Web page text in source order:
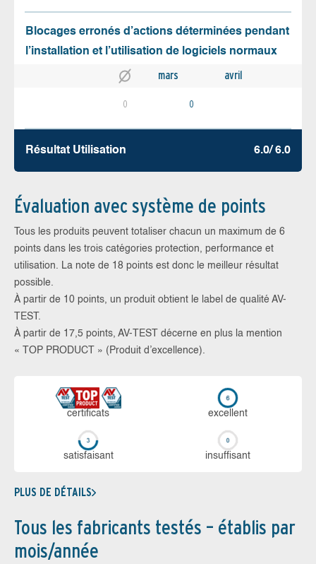
Blocages erronés d’actions déterminées pendant
l’installation et l’utilisation de logiciels normaux
mars avril
0 0
Résultat Utilisation 6.0/ 6.0
Évaluation avec système de points
Tous les produits peuvent totaliser chacun un maximum de 6
points dans les trois catégories protection, performance et
utilisation. La note de 18 points est donc le meilleur résultat
possible.
À partir de 10 points, un produit obtient le label de qualité AV-
TEST.
À partir de 17,5 points, AV-TEST décerne en plus la mention
« TOP PRODUCT » (Produit d’excellence).
certi­ficats ex­cellent
sa­tis­fai­sant in­suf­fi­sant
PLUS DE DÉTAILS
Tous les fabricants testés – établis par
mois/année